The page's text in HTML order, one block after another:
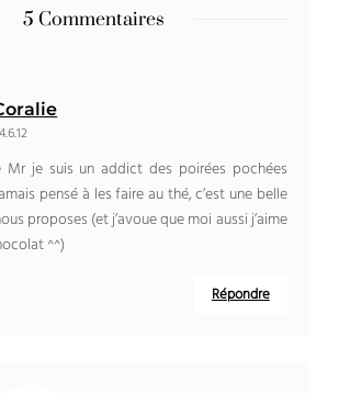
5 Commentaires
Mr je suis un addict des poirées pochées
pensé à les faire au thé, c’est une belle
proposes (et j’avoue que moi aussi j’aime
^^)
Répondre